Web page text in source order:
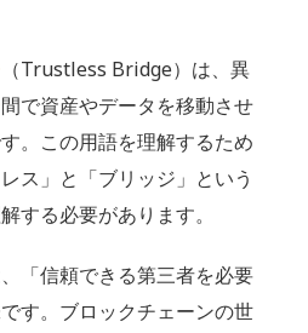
（Trustless Bridge）は、異
間で資産やデータを移動させ
。この用語を理解するため
ス」と「ブリッジ」という
する必要があります。
「信頼できる第三者を必要
す。ブロックチェーンの世